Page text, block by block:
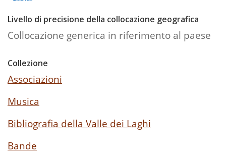
Livello di precisione della collocazione geografica
Collocazione generica in riferimento al paese
Collezione
Associazioni
Musica
Bibliografia della Valle dei Laghi
Bande